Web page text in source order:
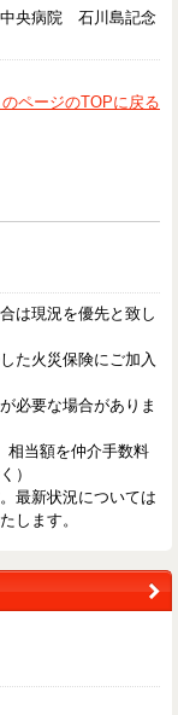
央病院 石川島記念
ページのTOPに戻る
は現況を優先と致し
た火災保険にご加入
必要な場合がありま
相当額を仲介手数料
）
最新状況については
します。